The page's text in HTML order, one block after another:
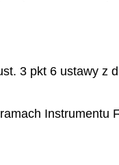
3 pkt 6 ustawy z
Instrumentu